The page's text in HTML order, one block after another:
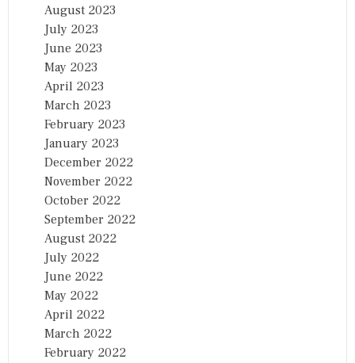
August 2023
July 2023
June 2023
May 2023
April 2023
March 2023
February 2023
January 2023
December 2022
November 2022
October 2022
September 2022
August 2022
July 2022
June 2022
May 2022
April 2022
March 2022
February 2022